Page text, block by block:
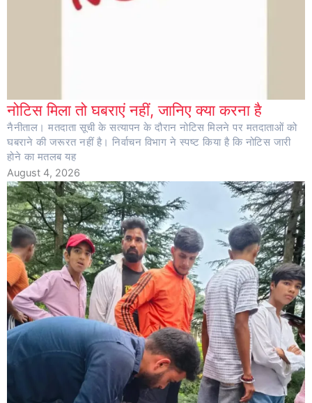
नोटिस मिला तो घबराएं नहीं, जानिए क्या करना है
नैनीताल। मतदाता सूची के सत्यापन के दौरान नोटिस मिलने पर मतदाताओं को
घबराने की जरूरत नहीं है। निर्वाचन विभाग ने स्पष्ट किया है कि नोटिस जारी
होने का मतलब यह
August 4, 2026